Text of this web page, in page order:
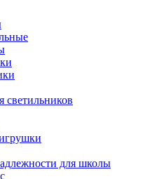
для школы